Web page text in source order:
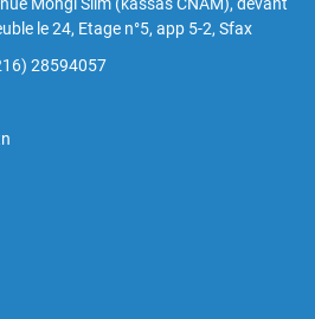
le 24, Etage n°5, app 5-2, Sfax
28594057